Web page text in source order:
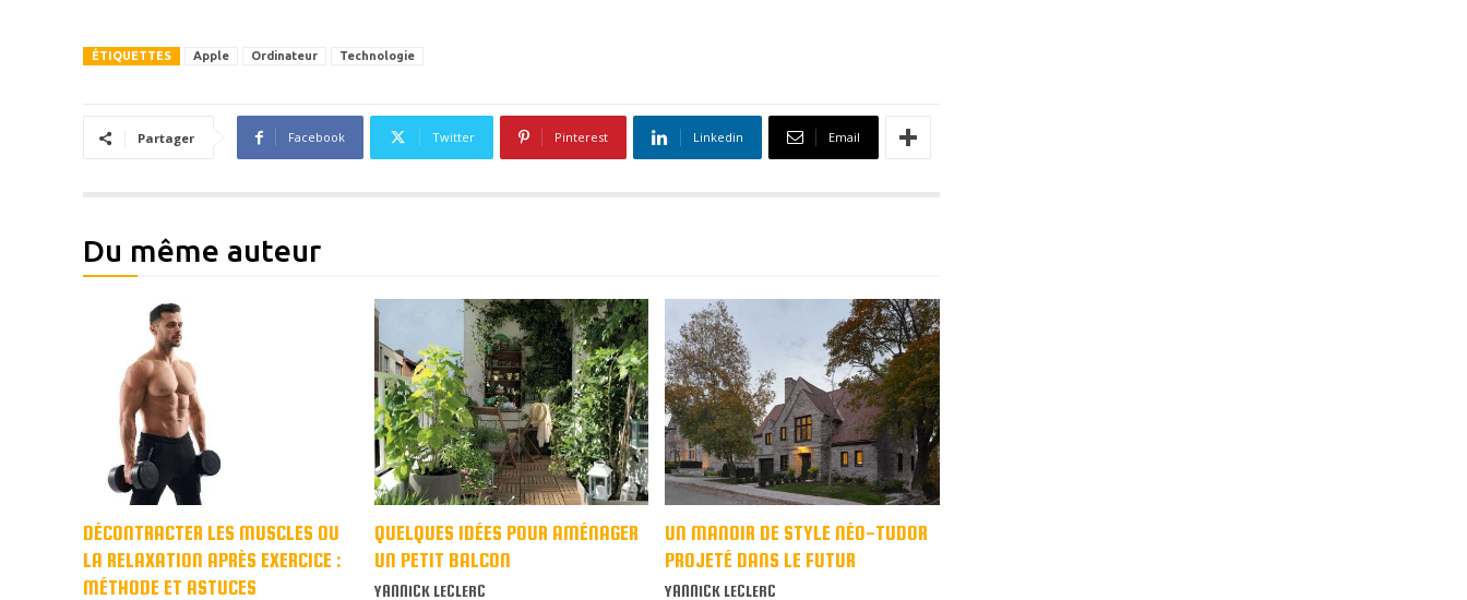
ÉTIQUETTES Apple Ordinateur Technologie
Partager Facebook Twitter Pinterest Linkedin Email
Du même auteur
DÉCONTRACTER LES MUSCLES OU
LA RELAXATION APRÈS EXERCICE :
MÉTHODE ET ASTUCES
QUELQUES IDÉES POUR AMÉNAGER
UN PETIT BALCON
YANNICK LECLERC
UN MANOIR DE STYLE NÉO-TUDOR
PROJETÉ DANS LE FUTUR
YANNICK LECLERC